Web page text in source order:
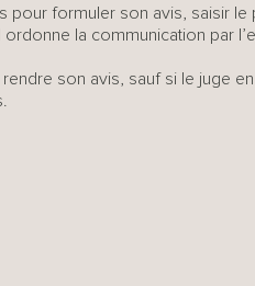
pour formuler son avis, saisir le
la communication par
son avis, sauf si le juge